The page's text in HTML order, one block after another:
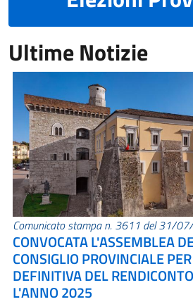
Ultime Notizie
Comunicato stampa n. 3611 del 31/
CONVOCATA L'ASSEMBLEA
CONSIGLIO PROVINCIALE
DEFINITIVA DEL
L'ANNO 2025